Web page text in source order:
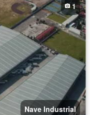
Nave Industrial
1